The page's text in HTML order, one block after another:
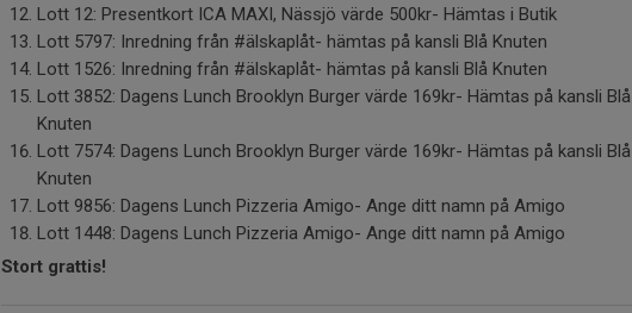
Lott 12: Presentkort ICA MAXI, Nässjö värde 500kr- Hämtas i Butik
Lott 5797: Inredning från #älskaplåt- hämtas på kansli Blå Knuten
Lott 1526: Inredning från #älskaplåt- hämtas på kansli Blå Knuten
Lott 3852: Dagens Lunch Brooklyn Burger värde 169kr- Hämtas på kansli Blå
Knuten
Lott 7574: Dagens Lunch Brooklyn Burger värde 169kr- Hämtas på kansli Blå
Knuten
Lott 9856: Dagens Lunch Pizzeria Amigo- Ange ditt namn på Amigo
Lott 1448: Dagens Lunch Pizzeria Amigo- Ange ditt namn på Amigo
Stort grattis!